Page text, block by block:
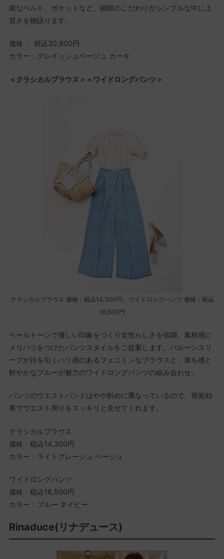
能なベルト、ポケットなど、細部のこだわりがシンプルな中に上
質さを物語ります。
価格 ： 税込30,800円
カラー：グレイッシュベージュ カーキ
＜クラシカルブラウス＞＜ワイドロングパンツ＞
クラシカルブラウス 価格：税込14,300円、ワイドロングパンツ 価格：税込
16,500円
ペールトーンで優しい印象をつくり女性らしさを強調。素材感に
メリハリをつけたパンツスタイルをご提案します。バルーンスリ
ーブが目を引くハリ感のあるフェニミンなブラウスと、落ち感と
鮮やかなブルーが魅力のワイドロングパンツの組み合わせ。
パンツのウエストバンドはやや斜めに重なっているので、視覚効
果でウエスト周りをスッキリと見せてくれます。
クラシカルブラウス
価格：税込14,300円
カラー：ライトグレージュ ベージュ
ワイドロングパンツ
価格：税込16,500円
カラー：ブルー ネイビー
Rinaduce(リナデュース)